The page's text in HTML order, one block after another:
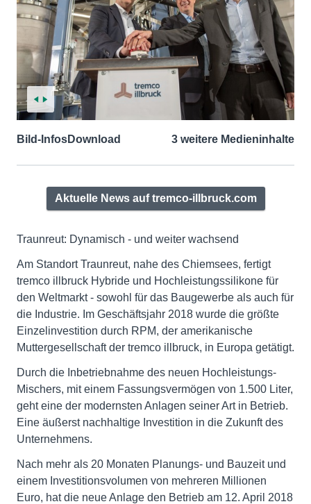
Bild-InfosDownload 3 weitere Medieninhalte
Aktuelle News auf tremco-illbruck.com
Traunreut: Dynamisch - und weiter wachsend
Am Standort Traunreut, nahe des Chiemsees, fertigt
tremco illbruck Hybride und Hochleistungssilikone für
den Weltmarkt - sowohl für das Baugewerbe als auch für
die Industrie. Im Geschäftsjahr 2018 wurde die größte
Einzelinvestition durch RPM, der amerikanische
Muttergesellschaft der tremco illbruck, in Europa getätigt.
Durch die Inbetriebnahme des neuen Hochleistungs-
Mischers, mit einem Fassungsvermögen von 1.500 Liter,
geht eine der modernsten Anlagen seiner Art in Betrieb.
Eine äußerst nachhaltige Investition in die Zukunft des
Unternehmens.
Nach mehr als 20 Monaten Planungs- und Bauzeit und
einem Investitionsvolumen von mehreren Millionen
Euro, hat die neue Anlage den Betrieb am 12. April 2018